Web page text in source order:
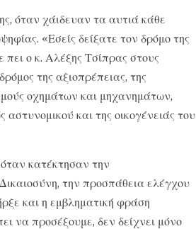
όταν χάιδευαν τα αυτιά κάθε
«Εσείς δείξατε τον δρόμο της
πει ο κ. Αλέξης Τσίπρας στους
της αξιοπρέπειας, της
οχημάτων και μηχανημάτων,
και της οικογένειάς του
κατέκτησαν την
την προσπάθεια ελέγχου
και η εμβληματική φράση
να προσέξουμε, δεν δείχνει μόνο